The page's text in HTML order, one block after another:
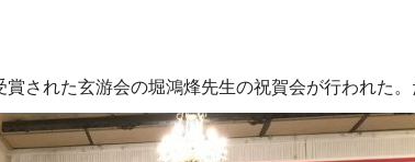
された玄游会の堀鴻烽先生の祝賀会が行われた。